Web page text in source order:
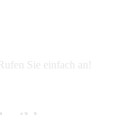
Sie einfach an!